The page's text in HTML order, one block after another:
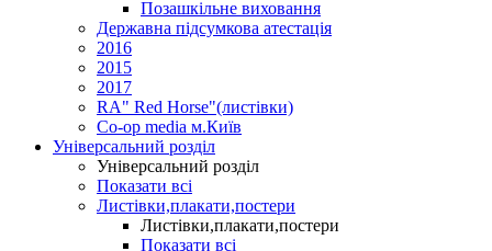
Позашкільне виховання
Державна підсумкова атестація
2016
2015
2017
RA" Red Horse"(листівки)
Co-op media м.Київ
Універсальний розділ
Універсальний розділ
Показати всі
Листівки,плакати,постери
Листівки,плакати,постери
Показати всі